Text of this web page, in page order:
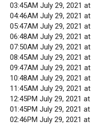
03:45AM July 29, 2021 at
04:46AM July 29, 2021 at
05:47AM July 29, 2021 at
06:48AM July 29, 2021 at
07:50AM July 29, 2021 at
08:45AM July 29, 2021 at
09:47AM July 29, 2021 at
10:48AM July 29, 2021 at
11:45AM July 29, 2021 at
12:45PM July 29, 2021 at
01:45PM July 29, 2021 at
02:46PM July 29, 2021 at